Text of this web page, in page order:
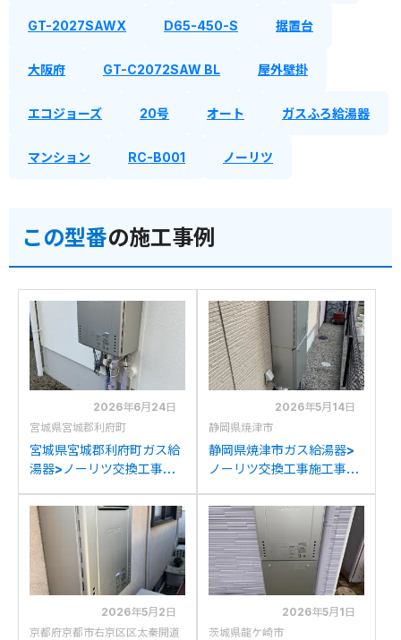
GT-2027SAWX D65-450-S 据置台
大阪府 GT-C2072SAW BL 屋外壁掛
エコジョーズ 20号 オート ガスふろ給湯器
マンション RC-B001 ノーリツ
この型番の施工事例
2026年6月24日
宮城県宮城郡利府町
宮城県宮城郡利府町ガス給
湯器>ノーリツ交換工事施
C2042SAWX-MBからノ
ーリツGT-C2072SAW BL
への交換
2026年5月14日
静岡県焼津市
静岡県焼津市ガス給湯器>
ノーリツ交換工事施工事
A2003SAW(A)からノー
リツGT-C2072SAW BLへ
の交換
2026年5月2日
京都府京都市右京区区太秦開道
2026年5月1日
茨城県龍ケ崎市